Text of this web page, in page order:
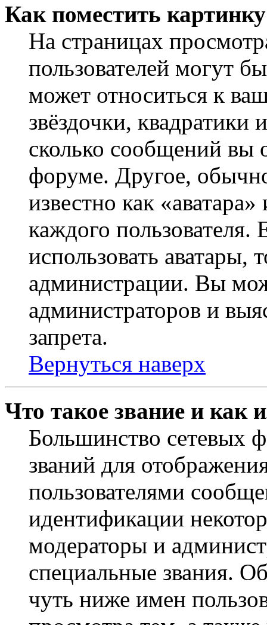
Как поместить
На страницах
пользователей могут
может относиться к
звёздочки,
сколько сообщений вы
форуме. Другое,
известно как
каждого
использовать аватары,
администрации. Вы
администраторов и
запрета.
Вернуться наверх
Что такое звание и как
Большинство сетевых
званий для
пользователями
идентификации
модераторы и
специальные звания.
чуть ниже имен